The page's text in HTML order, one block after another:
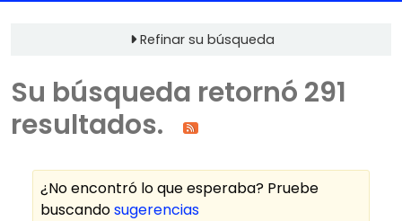
Refinar su búsqueda
Su búsqueda retornó 291
resultados.
¿No encontró lo que esperaba? Pruebe
buscandosugerencias